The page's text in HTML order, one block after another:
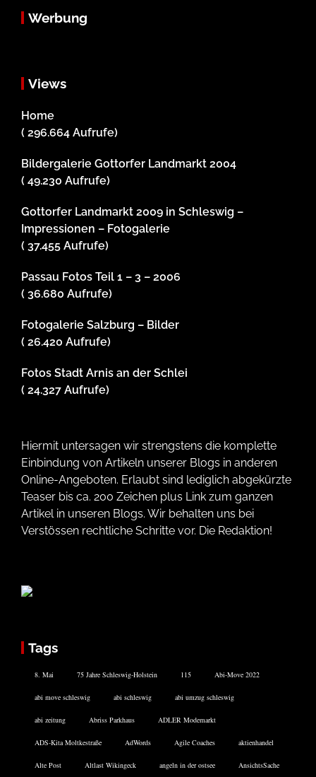
Werbung
Views
Home
( 296.664 Aufrufe)
Bildergalerie Gottorfer Landmarkt 2004
( 49.230 Aufrufe)
Gottorfer Landmarkt 2009 in Schleswig –
Impressionen – Fotogalerie
( 37.455 Aufrufe)
Passau Fotos Teil 1 – 3 – 2006
( 36.680 Aufrufe)
Fotogalerie Salzburg – Bilder
( 26.420 Aufrufe)
Fotos Stadt Arnis an der Schlei
( 24.327 Aufrufe)
Hiermit untersagen wir strengstens die komplette
Einbindung von Artikeln unserer Blogs in anderen
Online-Angeboten. Erlaubt sind lediglich abgekürzte
Teaser bis ca. 200 Zeichen plus Link zum ganzen
Artikel in unseren Blogs. Wir behalten uns bei
Verstössen rechtliche Schritte vor. Die Redaktion!
Tags
8. Mai 75 Jahre Schleswig-Holstein 115 Abi-Move 2022
abi move schleswig abi schleswig abi umzug schleswig
abi zeitung Abriss Parkhaus ADLER Modemarkt
ADS-Kita Moltkestraße AdWords Agile Coaches aktienhandel
Alte Post Altlast Wikingeck angeln in der ostsee AnsichtsSache